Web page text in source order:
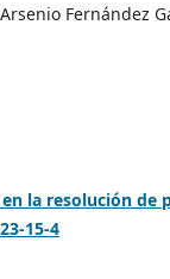
Fernández
la resolución
15-4